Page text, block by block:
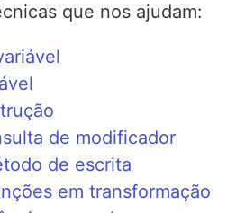
que nos ajudam:
de modificador
de escrita
em transformação